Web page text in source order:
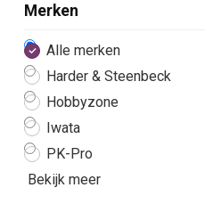
Merken
Alle merken
Harder & Steenbeck
Hobbyzone
Iwata
PK-Pro
Bekijk meer